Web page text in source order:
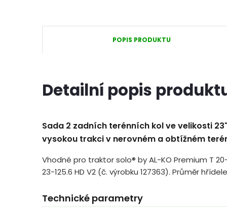
POPIS PRODUKTU
Detailní popis
Sada 2 zadních terénních kol ve velikosti
vysokou trakci v nerovném a obtížném
Vhodné pro traktor solo® by AL-KO Premium T 20-
23-125.6 HD V2 (č. výrobku 127363). Průměr
Technické parametry